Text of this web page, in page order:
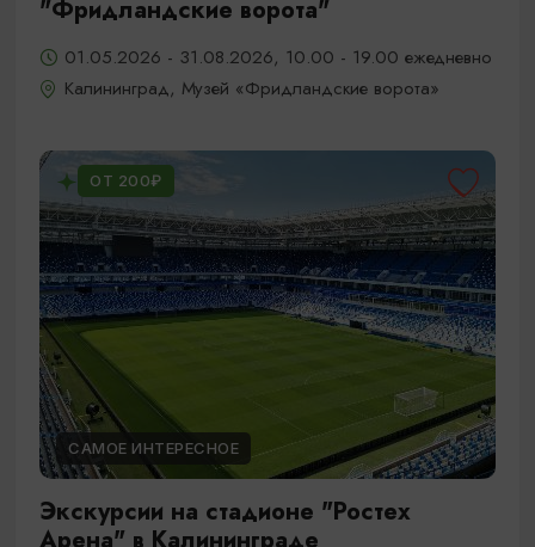
"Фридландские ворота"
01.05.2026 - 31.08.2026, 10.00 - 19.00 ежедневно
Калининград, Музей «Фридландские ворота»
ОТ 200₽
САМОЕ ИНТЕРЕСНОЕ
Экскурсии на стадионе "Ростех